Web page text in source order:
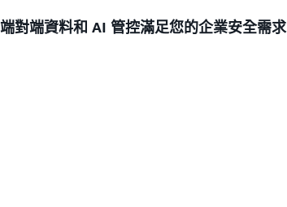
均透過自然語言完成。
理程式的全受管、無伺服器筆記本工作，使用內
Amazon SageMaker 中資料湖倉架構，統一
對端資料和 AI 管控滿足您的企業安全需求